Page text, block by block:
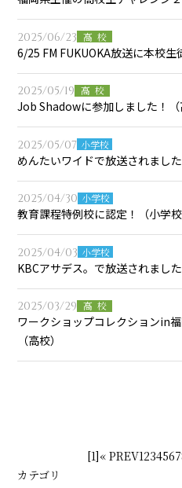
2025/06/23 高校
6/25 FM FUKUOKA放送に本校生
2025/05/19 高校
Job Shadowに参加しました！（
2025/05/07 小学校
めんたいワイドで放送されました
2025/04/30 小学校
教育課程特例校に認定！（小学校
2025/04/03 小学校
KBCアサデス。で放送されました
2025/03/29 高校
ワークショップコレクションin
（高校）
[1]« PREV1234567
カテゴリ